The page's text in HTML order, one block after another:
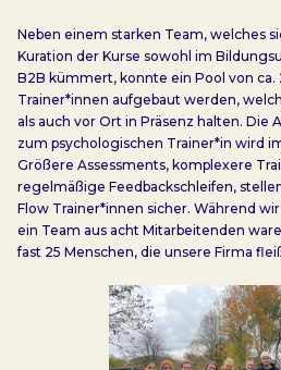
Neben einem starken Team, welches
Kuration der Kurse sowohl im
B2B kümmert, konnte ein Pool von
Trainer*innen aufgebaut werden,
als auch vor Ort in Präsenz halten. Die
zum psychologischen Trainer*in wird
Größere Assessments, komplexere
regelmäßige Feedbackschleifen,
Flow Trainer*innen sicher. Während
ein Team aus acht Mitarbeitenden
fast 25 Menschen, die unsere Firma